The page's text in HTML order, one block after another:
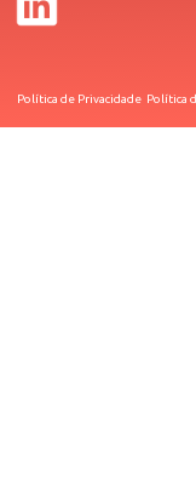
Política de Privacidade Política